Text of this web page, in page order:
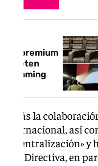
premium
streaming
la
internacional, así
descentralización»
Directiva, en